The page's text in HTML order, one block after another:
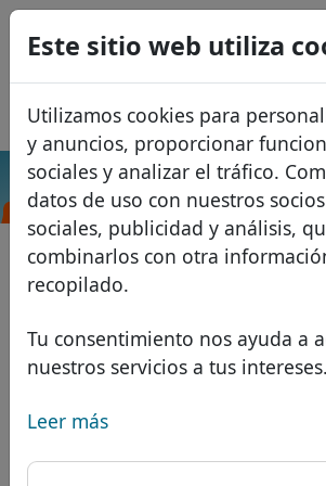
Este sitio web utiliza
Utilizamos cookies para
y anuncios, proporcionar
sociales y analizar el tráfico.
datos de uso con nuestros
sociales, publicidad y análisis,
combinarlos con otra
recopilado.
Tu consentimiento nos ayuda a
nuestros servicios a tus intereses.
Leer más
Dominios
Base de datos de dominios
Dominios africanos
Dominios asiáticos
Dominios europeos
Dominios de Oriente Medio
Dominios norteamericanos
Lista de precios
Descuentos
Transferir
Buscar
Servicios
Protección de ID
Alojamiento DNS
WHOIS
USD
EUR
GBP
Français
Italiano
Português
Română
Eesti